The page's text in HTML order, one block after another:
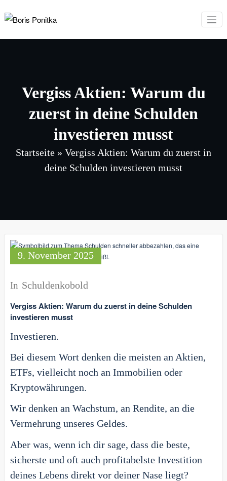
Inhalt
Experte für Finanzen,
Mindset & persönliches
Vergiss Aktien: Warum du
zuerst in deine Schulden
investieren musst
Startseite » Vergiss Aktien: Warum du zuerst in
deine Schulden investieren musst
9. November 2025
In Schuldenkobold
Vergiss Aktien: Warum du zuerst in deine Schulden
investieren musst
Investieren.
Bei diesem Wort denken die meisten an Aktien,
ETFs, vielleicht noch an Immobilien oder
Kryptowährungen.
Wir denken an Wachstum, an Rendite, an die
Vermehrung unseres Geldes.
Aber was, wenn ich dir sage, dass die beste,
sicherste und oft auch profitabelste Investition
deines Lebens direkt vor deiner Nase liegt?